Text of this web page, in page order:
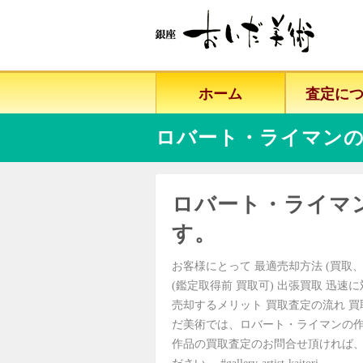
ホーム 査定に
ロバート・ライマン
ロバート・ライマ
す。
お客様にとって 最適売却方法 (買取
(鑑定取得前 買取可) 出張買取 迅速
売却するメリット 買取査定の流れ
だ美術では、ロバート・ライマンの
作品の買取査定のお問合せ頂ければ